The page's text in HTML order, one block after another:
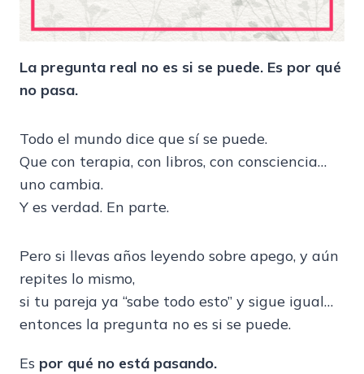
La pregunta real no es si se puede. Es por qué
no pasa.
Todo el mundo dice que sí se puede.
Que con terapia, con libros, con consciencia…
uno cambia.
Y es verdad. En parte.
Pero si llevas años leyendo sobre apego, y aún
repites lo mismo,
si tu pareja ya “sabe todo esto” y sigue igual…
entonces la pregunta no es si se puede.
Es por qué no está pasando.